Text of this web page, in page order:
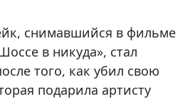
снимавшийся в фильме
в никуда», стал
того, как убил свою
подарила артисту